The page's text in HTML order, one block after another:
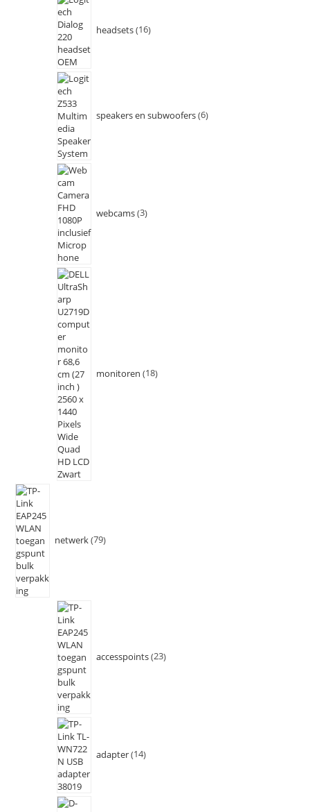
headsets 16
speakers en subwoofers 6
webcams 3
monitoren 18
netwerk 79
accesspoints 23
adapter 14